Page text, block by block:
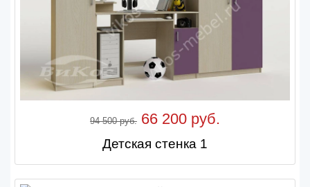
94 500 руб. 66 200 руб.
Детская стенка 1